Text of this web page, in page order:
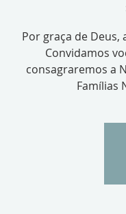
Por graça de Deus,
Convidamos
consagraremos a
Famílias